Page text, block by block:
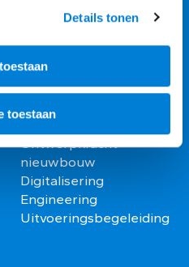
Details tonen
toestaan
Onze kracht
Integraal advies
Van visie naar
ontwerprichting
Ontwerpkracht
Ontwerpkracht
nieuwbouw
Digitalisering
Engineering
Uitvoeringsbegeleiding